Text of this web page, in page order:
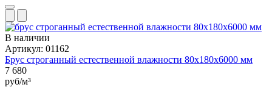
В наличии
Артикул: 01162
Брус строганный естественной влажности 80х180х6000 мм
7 680
руб/м³